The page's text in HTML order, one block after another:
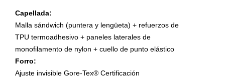
Capellada:
Malla sándwich (puntera y lengüeta) + refuerzos de
TPU termoadhesivo + paneles laterales de
monofilamento de nylon + cuello de punto elástico
Forro:
Ajuste invisible Gore-Tex® Certificación